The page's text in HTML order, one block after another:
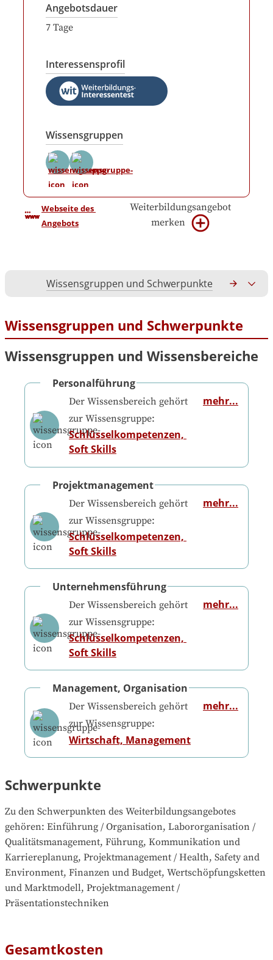
Angebotsdauer
7 Tage
Interessensprofil
Wissensgruppen
Webseite des
Angebots
Weiterbildungsangebot
merken
Wissensgruppen und Schwerpunkte
Wissensgruppen und Schwerpunkte
Wissensgruppen und Wissensbereiche
Personalführung
Der Wissensbereich gehört
zur Wissensgruppe:
Schlüsselkompetenzen,
Soft Skills
mehr...
Projektmanagement
Der Wissensbereich gehört
zur Wissensgruppe:
Schlüsselkompetenzen,
Soft Skills
mehr...
Unternehmensführung
Der Wissensbereich gehört
zur Wissensgruppe:
Schlüsselkompetenzen,
Soft Skills
mehr...
Management, Organisation
Der Wissensbereich gehört
zur Wissensgruppe:
Wirtschaft, Management
mehr...
Schwerpunkte
Zu den Schwerpunkten des Weiterbildungsangebotes
gehören: Einführung / Organisation, Labororganisation /
Qualitätsmanagement, Führung, Kommunikation und
Karriereplanung, Projektmanagement / Health, Safety and
Environment, Finanzen und Budget, Wertschöpfungsketten
und Marktmodell, Projektmanagement /
Präsentationstechniken
Gesamtkosten